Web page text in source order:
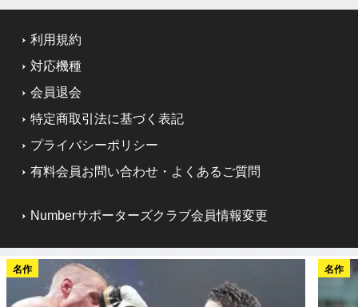
利用規約
対応機種
会員退会
特定商取引法に基づく表記
プライバシーポリシー
有料会員お問い合わせ・よくあるご質問
Numberサポーターズクラブ会員情報変更
名作 名作